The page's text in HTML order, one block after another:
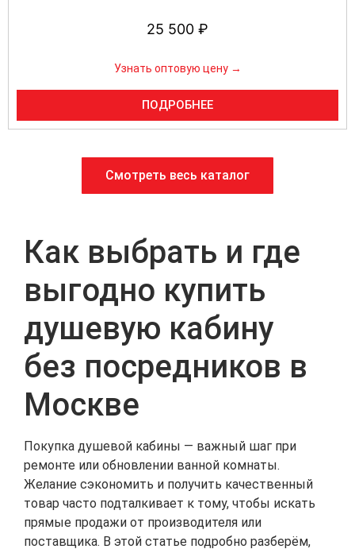
25 500 ₽
Узнать оптовую цену →
ПОДРОБНЕЕ
Смотреть весь каталог
Как выбрать и где
выгодно купить
душевую кабину
без посредников в
Москве
Покупка душевой кабины — важный шаг при
ремонте или обновлении ванной комнаты.
Желание сэкономить и получить качественный
товар часто подталкивает к тому, чтобы искать
прямые продажи от производителя или
поставщика. В этой статье подробно разберём,